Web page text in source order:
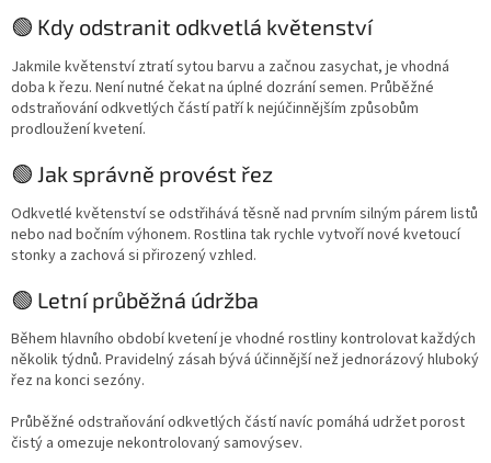
🟢 Kdy odstranit odkvetlá květenství
Jakmile květenství ztratí sytou barvu a začnou zasychat, je vhodná
doba k řezu. Není nutné čekat na úplné dozrání semen. Průběžné
odstraňování odkvetlých částí patří k nejúčinnějším způsobům
prodloužení kvetení.
🟢 Jak správně provést řez
Odkvetlé květenství se odstřihává těsně nad prvním silným párem listů
nebo nad bočním výhonem. Rostlina tak rychle vytvoří nové kvetoucí
stonky a zachová si přirozený vzhled.
🟢 Letní průběžná údržba
Během hlavního období kvetení je vhodné rostliny kontrolovat každých
několik týdnů. Pravidelný zásah bývá účinnější než jednorázový hluboký
řez na konci sezóny.
Průběžné odstraňování odkvetlých částí navíc pomáhá udržet porost
čistý a omezuje nekontrolovaný samovýsev.